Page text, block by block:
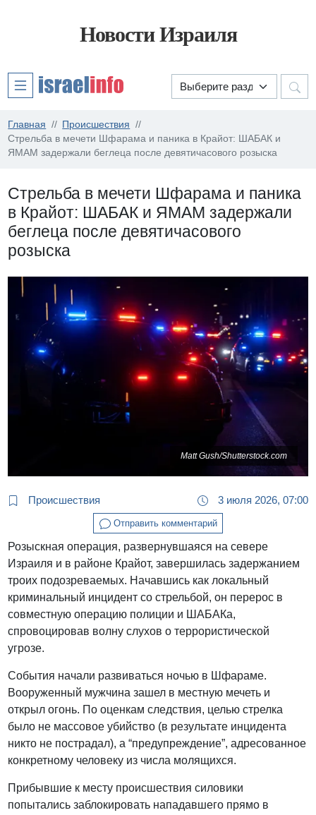
Новости Израиля
Главная
Происшествия
Стрельба в мечети Шфарама и паника в Крайот: ШАБАК и
ЯМАМ задержали беглеца после девятичасового розыска
Стрельба в мечети Шфарама и паника
в Крайот: ШАБАК и ЯМАМ задержали
беглеца после девятичасового
розыска
Matt Gush/Shutterstock.com
Происшествия 3 июля 2026, 07:00
Отправить комментарий
Розыскная операция, развернувшаяся на севере
Израиля и в районе Крайот, завершилась задержанием
троих подозреваемых. Начавшись как локальный
криминальный инцидент со стрельбой, он перерос в
совместную операцию полиции и ШАБАКа,
спровоцировав волну слухов о террористической
угрозе.
События начали развиваться ночью в Шфараме.
Вооруженный мужчина зашел в местную мечеть и
открыл огонь. По оценкам следствия, целью стрелка
было не массовое убийство (в результате инцидента
никто не пострадал), а “предупреждение”, адресованное
конкретному человеку из числа молящихся.
Прибывшие к месту происшествия силовики
попытались заблокировать нападавшего прямо в